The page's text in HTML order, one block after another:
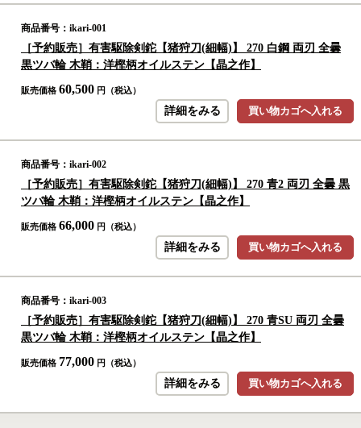
商品番号：ikari-001
［予約販売］有害駆除剣鉈【猪狩刀(細幅)】 270 白鋼 両刃 全曇
黒ツバ輪 木鞘：洋樫柄オイルステン【晶之作】
販売価格 60,500 円（税込）
買い物カゴへ入れる
詳細をみる
商品番号：ikari-002
［予約販売］有害駆除剣鉈【猪狩刀(細幅)】 270 青2 両刃 全曇 黒
ツバ輪 木鞘：洋樫柄オイルステン【晶之作】
販売価格 66,000 円（税込）
買い物カゴへ入れる
詳細をみる
商品番号：ikari-003
［予約販売］有害駆除剣鉈【猪狩刀(細幅)】 270 青SU 両刃 全曇
黒ツバ輪 木鞘：洋樫柄オイルステン【晶之作】
販売価格 77,000 円（税込）
買い物カゴへ入れる
詳細をみる